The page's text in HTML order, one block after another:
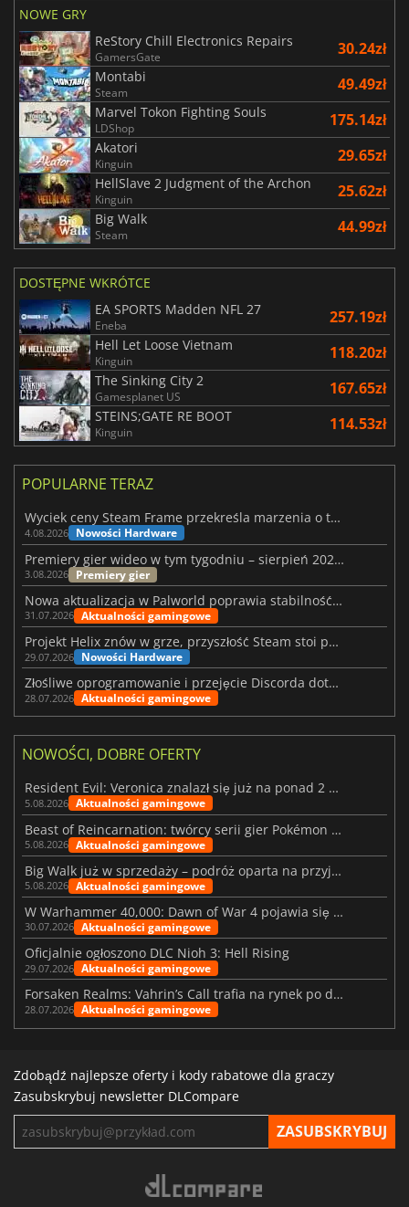
NOWE GRY
ReStory Chill Electronics Repairs
GamersGate 30.24zł
Montabi
Steam 49.49zł
Marvel Tokon Fighting Souls
LDShop 175.14zł
Akatori
Kinguin 29.65zł
HellSlave 2 Judgment of the Archon
Kinguin 25.62zł
Big Walk
Steam 44.99zł
DOSTĘPNE WKRÓTCE
EA SPORTS Madden NFL 27
Eneba 257.19zł
Hell Let Loose Vietnam
Kinguin 118.20zł
The Sinking City 2
Gamesplanet US 167.65zł
STEINS;GATE RE BOOT
Kinguin 114.53zł
POPULARNE TERAZ
Wyciek ceny Steam Frame przekreśla marzenia o tanim zestawie VR
4.08.2026 Nowości Hardware
Premiery gier wideo w tym tygodniu – sierpień 2026 r. (32. tydzień)
3.08.2026 Premiery gier
Nowa aktualizacja w Palworld poprawia stabilność Sunreach i walk z bossami
31.07.2026 Aktualności gamingowe
Projekt Helix znów w grze, przyszłość Steam stoi pod znakiem zapytania
29.07.2026 Nowości Hardware
Złośliwe oprogramowanie i przejęcie Discorda dotknęły Meccha Chameleon
28.07.2026 Aktualności gamingowe
NOWOŚCI, DOBRE OFERTY
Resident Evil: Veronica znalazł się już na ponad 2 milionach list życzeń
5.08.2026 Aktualności gamingowe
Beast of Reincarnation: twórcy serii gier Pokémon wkraczają na nową ścieżkę
5.08.2026 Aktualności gamingowe
Big Walk już w sprzedaży – podróż oparta na przyjaźni
5.08.2026 Aktualności gamingowe
W Warhammer 40,000: Dawn of War 4 pojawia się frakcja Nekronów
30.07.2026 Aktualności gamingowe
Oficjalnie ogłoszono DLC Nioh 3: Hell Rising
29.07.2026 Aktualności gamingowe
Forsaken Realms: Vahrin’s Call trafia na rynek po dziesięciu latach prac
28.07.2026 Aktualności gamingowe
Zdobądź najlepsze oferty i kody rabatowe dla graczy
Zasubskrybuj newsletter DLCompare